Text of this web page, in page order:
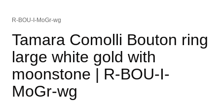
R-BOU-I-MoGr-wg
Tamara Comolli Bouton ring
large white gold with
moonstone | R-BOU-I-
MoGr-wg